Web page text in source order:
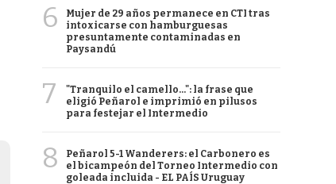
6
Mujer de 29 años permanece en CTI tras
intoxicarse con hamburguesas
presuntamente contaminadas en
Paysandú
7
"Tranquilo el camello...": la frase que
eligió Peñarol e imprimió en pilusos
para festejar el Intermedio
8
Peñarol 5-1 Wanderers: el Carbonero es
el bicampeón del Torneo Intermedio con
goleada incluida - EL PAÍS Uruguay